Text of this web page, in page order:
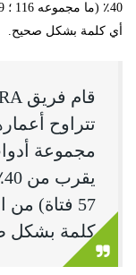
أي كلمة بشكل صحيح.
57 فتاة)
كلمة بشكل